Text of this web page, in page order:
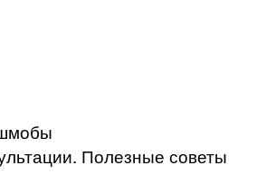
Полезные советы